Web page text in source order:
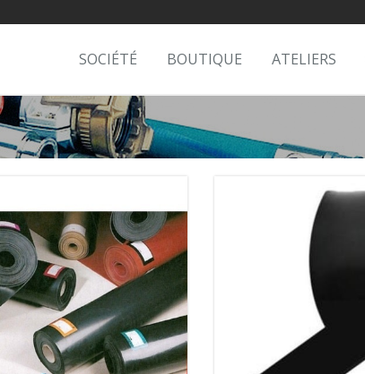
SOCIÉTÉ BOUTIQUE ATELIERS